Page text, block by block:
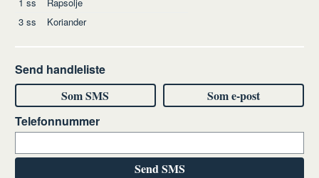
3ss Koriander
Send handleliste
Som SMS
Som e-post
Telefonnummer
Send SMS